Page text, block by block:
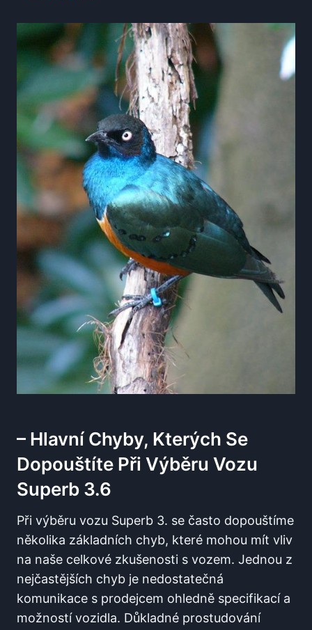
– Hlavní Chyby, Kterých Se
Dopouštíte Při Výběru Vozu
Superb 3.6
Při výběru vozu Superb 3. se často dopouštíme
několika základních chyb, které mohou mít vliv
na naše celkové zkušenosti s vozem. Jednou z
nejčastějších chyb je nedostatečná
komunikace s prodejcem ohledně specifikací a
možností vozidla. Důkladné prostudování